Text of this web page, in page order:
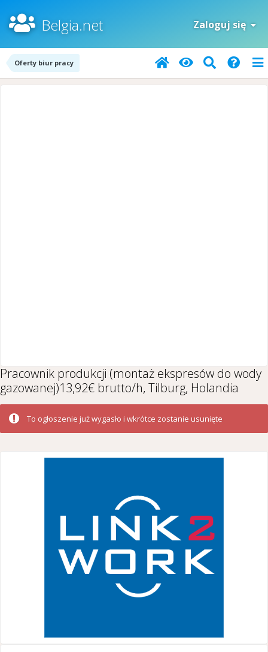
Belgia.net Zaloguj się
Oferty biur pracy
Pracownik produkcji (montaż ekspresów do wody
gazowanej)13,92€ brutto/h, Tilburg, Holandia
To ogłoszenie już wygasło i wkrótce zostanie usunięte